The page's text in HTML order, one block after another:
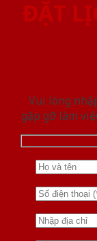
ĐẶT
Vui lòng
gặp gỡ làm